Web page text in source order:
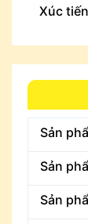
Xúc
Sản
Sản
Sản